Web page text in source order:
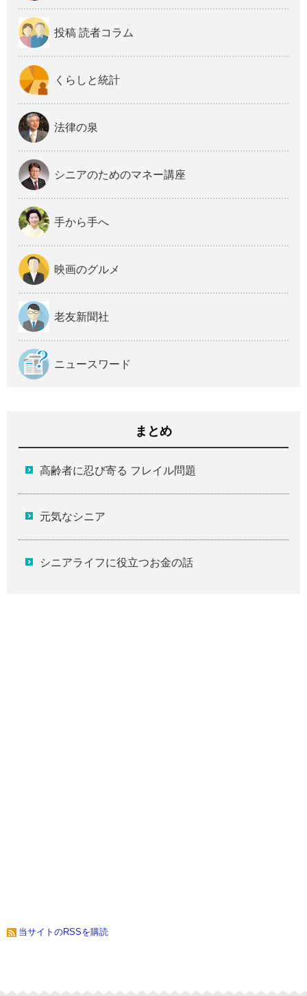
投稿 読者コラム
くらしと統計
法律の泉
シニアのためのマネー講座
手から手へ
映画のグルメ
老友新聞社
ニュースワード
まとめ
高齢者に忍び寄る フレイル問題
元気なシニア
シニアライフに役立つお金の話
当サイトのRSSを購読